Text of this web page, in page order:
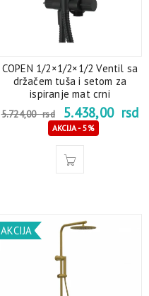
COPEN 1/2×1/2×1/2 Ventil sa
držačem tuša i setom za
ispiranje mat crni
5.724,00rsd 5.438,00 rsd
AKCIJA - 5%
AKCIJA